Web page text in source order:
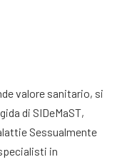
valore sanitario, si
di SIDeMaST,
Sessualmente
in